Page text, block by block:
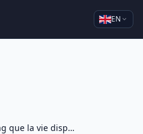
EN
Les cousins : ces amis de sang que la vie disperse